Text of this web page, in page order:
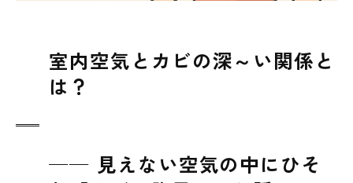
室内空気とカビの深～い関係と
は？
── 見えない空気の中にひそ